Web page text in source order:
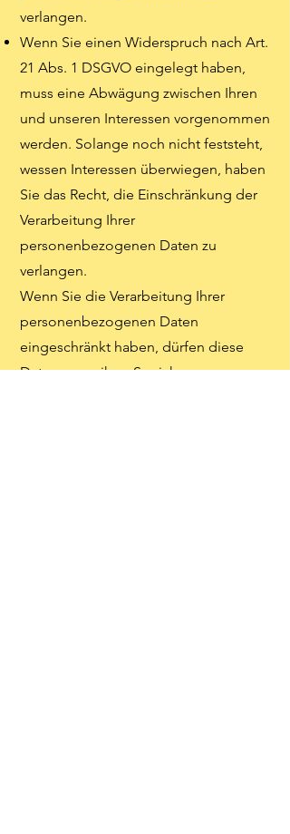
verlangen.
Wenn Sie einen Widerspruch nach Art.
21 Abs. 1 DSGVO eingelegt haben,
muss eine Abwägung zwischen Ihren
und unseren Interessen vorgenommen
werden. Solange noch nicht feststeht,
wessen Interessen überwiegen, haben
Sie das Recht, die Einschränkung der
Verarbeitung Ihrer
personenbezogenen Daten zu
verlangen.
Wenn Sie die Verarbeitung Ihrer
personenbezogenen Daten
eingeschränkt haben, dürfen diese
Daten – von ihrer Speicherung